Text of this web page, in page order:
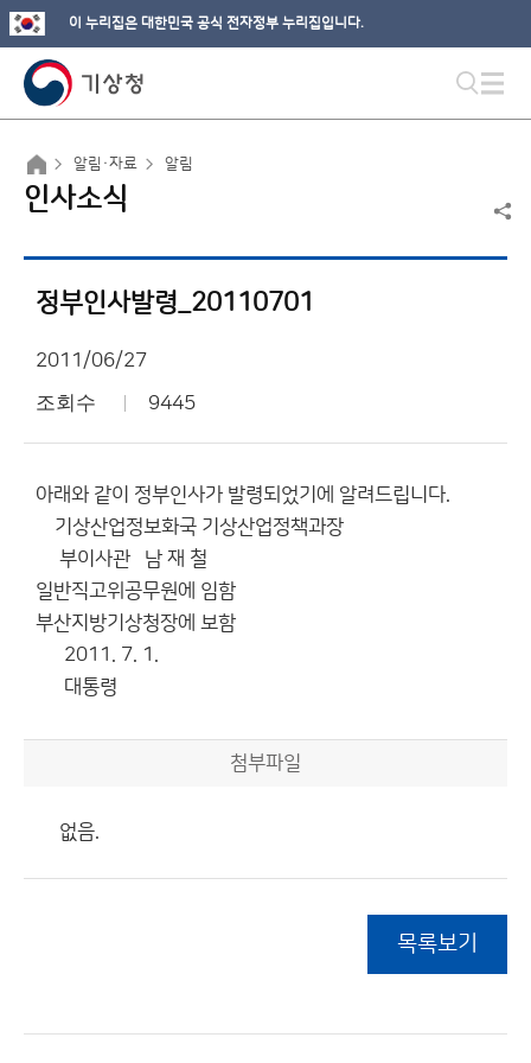
이 누리집은 대한민국 공식 전자정부 누리집입니다.
알림·자료 알림
인사소식
정부인사발령_20110701
2011/06/27
조회수 9445
아래와 같이 정부인사가 발령되었기에 알려드립니다.
기상산업정보화국 기상산업정책과장
부이사관 남 재 철
일반직고위공무원에 임함
부산지방기상청장에 보함
2011. 7. 1.
대통령
첨부파일
없음.
목록보기